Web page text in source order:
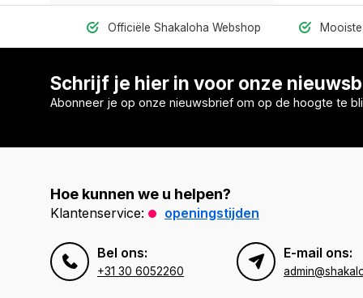
Officiële Shakaloha Webshop
Schrijf je hier in voor onze
Abonneer je op onze nieuwsbrief om op de hoogte te
Hoe kunnen we u helpen?
Klantenservice: openingstijden
Bel ons:
+31 30 6052260
E-mail ons: